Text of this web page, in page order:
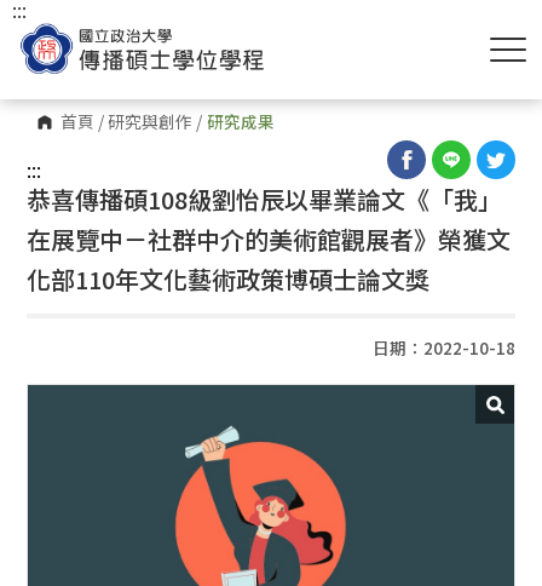
首頁 /研究與創作 / 研究成果
:::
:::
恭喜傳播碩108級劉怡辰以畢業論文《「我」
在展覽中－社群中介的美術館觀展者》榮獲文
化部110年文化藝術政策博碩士論文獎
日期：2022-10-18